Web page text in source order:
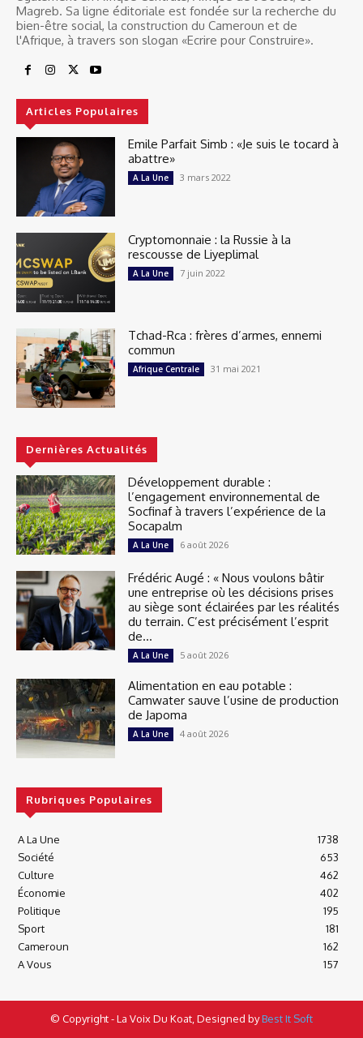
Magreb. Sa ligne éditoriale est fondée sur la recherche du
bien-être social, la construction du Cameroun et de
l'Afrique, à travers son slogan «Ecrire pour Construire».
Articles Populaires
Emile Parfait Simb : «Je suis le tocard à
abattre»
A La Une 3 mars 2022
Cryptomonnaie : la Russie à la
rescousse de Liyeplimal
A La Une 7 juin 2022
Tchad-Rca : frères d’armes, ennemi
commun
Afrique Centrale 31 mai 2021
Dernières Actualités
Développement durable :
l’engagement environnemental de
Socfinaf à travers l’expérience de la
Socapalm
A La Une 6 août 2026
Frédéric Augé : « Nous voulons bâtir
une entreprise où les décisions prises
au siège sont éclairées par les réalités
du terrain. C’est précisément l’esprit
de...
A La Une 5 août 2026
Alimentation en eau potable :
Camwater sauve l’usine de production
de Japoma
A La Une 4 août 2026
Rubriques Populaires
A La Une
1738
Société
653
Culture
462
Économie
402
Politique
195
Sport
181
Cameroun
162
A Vous
157
© Copyright - La Voix Du Koat, Designed byBest It Soft